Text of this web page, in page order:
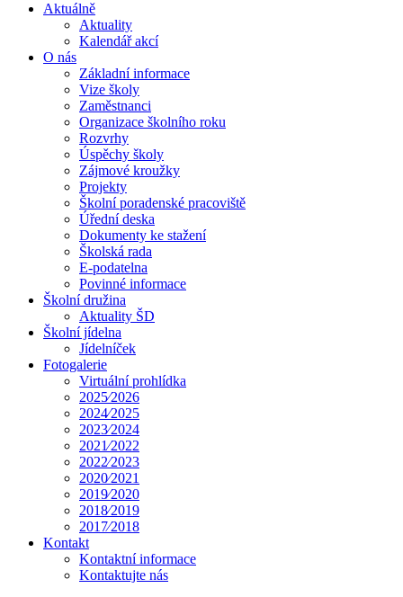
Aktuálně
Aktuality
Kalendář akcí
O nás
Základní informace
Vize školy
Zaměstnanci
Organizace školního roku
Rozvrhy
Úspěchy školy
Zájmové kroužky
Projekty
Školní poradenské pracoviště
Úřední deska
Dokumenty ke stažení
Školská rada
E-podatelna
Povinné informace
Školní družina
Aktuality ŠD
Školní jídelna
Jídelníček
Fotogalerie
Virtuální prohlídka
2025⁄2026
2024⁄2025
2023⁄2024
2021⁄2022
2022⁄2023
2020⁄2021
2019⁄2020
2018⁄2019
2017⁄2018
Kontakt
Kontaktní informace
Kontaktujte nás